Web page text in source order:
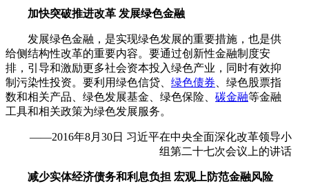
加快突破推进改革 发展绿色金融
发展绿色金融，是实现绿色发展的重要措施，也是供
给侧结构性改革的重要内容。要通过创新性金融制度安
排，引导和激励更多社会资本投入绿色产业，同时有效抑
制污染性投资。要利用绿色信贷、 绿色债券 、绿色股票指
数和相关产品、绿色发展基金、绿色保险、 碳金融等金融
工具和相关政策为绿色发展服务。
——2016年8月30日 习近平在中央全面深化改革领导小
组第二十七次会议上的讲话
减少实体经济债务和利息负担 宏观上防范金融风险